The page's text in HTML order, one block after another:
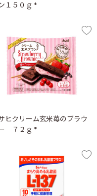
１５０ｇ *
ヒクリーム玄米苺のブラウ
７２ｇ *